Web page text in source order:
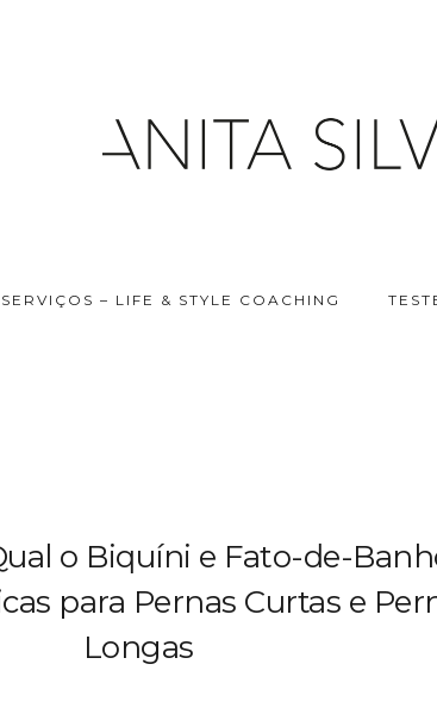
SERVIÇOS – LIFE & STYLE COACHING
o Biquíni e Fato-de-
para Pernas Curtas e
Longas